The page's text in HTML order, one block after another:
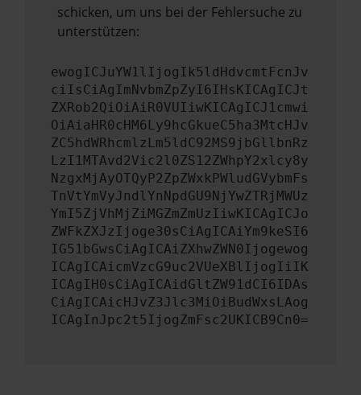
schicken, um uns bei der Fehlersuche zu
unterstützen:
ewogICJuYW1lIjogIk5ldHdvcmtFcnJv
ciIsCiAgImNvbmZpZyI6IHsKICAgICJt
ZXRob2QiOiAiR0VUIiwKICAgICJ1cmwi
OiAiaHR0cHM6Ly9hcGkueC5ha3MtcHJv
ZC5hdWRhcmlzLm5ldC92MS9jbGllbnRz
LzI1MTAvd2Vic2l0ZS12ZWhpY2xlcy8y
NzgxMjAyOTQyP2ZpZWxkPWludGVybmFs
TnVtYmVyJndlYnNpdGU9NjYwZTRjMWUz
YmI5ZjVhMjZiMGZmZmUzIiwKICAgICJo
ZWFkZXJzIjoge30sCiAgICAiYm9keSI6
IG51bGwsCiAgICAiZXhwZWN0Ijogewog
ICAgICAicmVzcG9uc2VUeXBlIjogIiIK
ICAgIH0sCiAgICAidGltZW91dCI6IDAs
CiAgICAicHJvZ3Jlc3MiOiBudWxsLAog
ICAgInJpc2t5IjogZmFsc2UKICB9Cn0=